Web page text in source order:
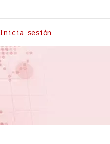
Inicia sesión